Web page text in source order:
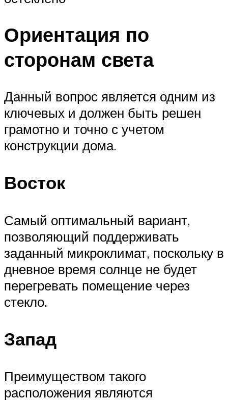
Ориентация по
сторонам света
Данный вопрос является одним из
ключевых и должен быть решен
грамотно и точно с учетом
конструкции дома.
Восток
Самый оптимальный вариант,
позволяющий поддерживать
заданный микроклимат, поскольку в
дневное время солнце не будет
перегревать помещение через
стекло.
Запад
Преимуществом такого
расположения являются